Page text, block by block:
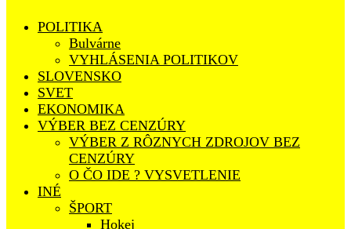
POLITIKA
Bulvárne
VYHLÁSENIA POLITIKOV
SLOVENSKO
SVET
EKONOMIKA
VÝBER BEZ CENZÚRY
VÝBER Z RÔZNYCH ZDROJOV BEZ
CENZÚRY
O ČO IDE ? VYSVETLENIE
INÉ
ŠPORT
Hokej